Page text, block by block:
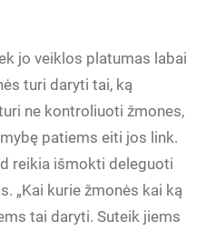
jo veiklos platumas labai
turi daryti tai, ką
ne kontroliuoti žmones,
patiems eiti jos link.
reikia išmokti deleguoti
„Kai kurie žmonės kai ką
tai daryti. Suteik jiems